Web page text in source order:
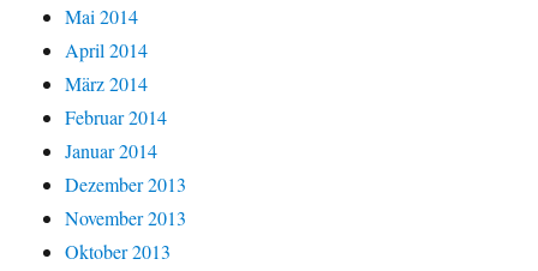
Mai 2014
April 2014
März 2014
Februar 2014
Januar 2014
Dezember 2013
November 2013
Oktober 2013